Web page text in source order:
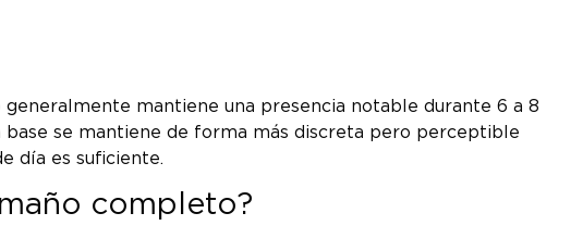
mantiene una presencia notable durante 6 a 8
base se mantiene de forma más discreta pero perceptible
día es suficiente.
completo?